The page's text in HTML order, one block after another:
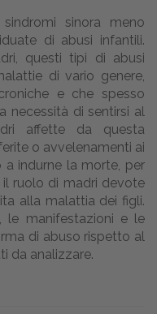
sinora meno
di abusi infantili.
questi tipi di abusi
di vario genere,
e che spesso
necessità di sentirsi al
affette da questa
o avvelenamenti ai
a indurne la morte, per
ruolo di madri devote
alla malattia dei figli.
le manifestazioni e le
di abuso rispetto al
da analizzare.